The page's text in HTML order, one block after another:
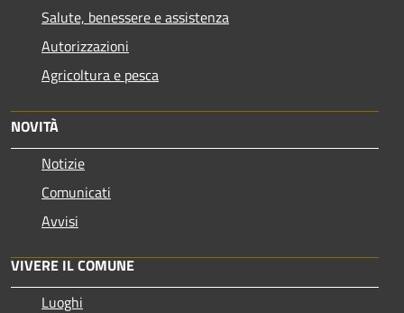
Salute, benessere e assistenza
Autorizzazioni
Agricoltura e pesca
NOVITÀ
Notizie
Comunicati
Avvisi
VIVERE IL COMUNE
Luoghi